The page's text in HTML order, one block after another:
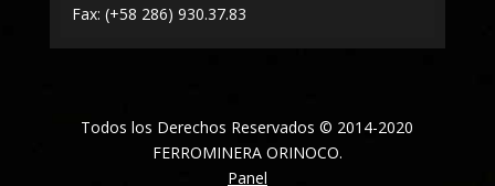
Fax: (+58 286) 930.37.83
Todos los Derechos Reservados © 2014-2020
FERROMINERA ORINOCO.
Panel